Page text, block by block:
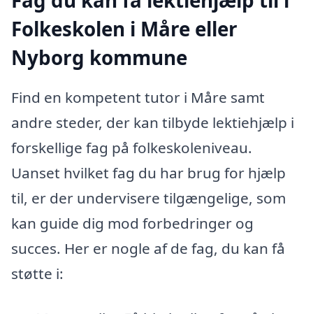
Folkeskolen i Måre eller
Nyborg kommune
Find en kompetent tutor i Måre samt
andre steder, der kan tilbyde lektiehjælp i
forskellige fag på folkeskoleniveau.
Uanset hvilket fag du har brug for hjælp
til, er der undervisere tilgængelige, som
kan guide dig mod forbedringer og
succes. Her er nogle af de fag, du kan få
støtte i: